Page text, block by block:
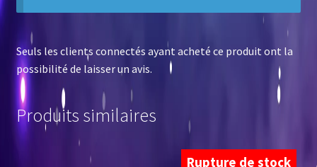
Seuls les clients connectés ayant acheté ce produit ont la
possibilité de laisser un avis.
Produits similaires
Rupture de stock